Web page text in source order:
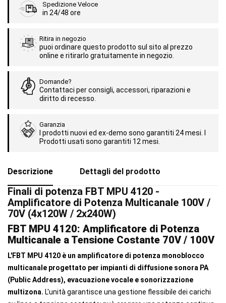
Spedizione Veloce
in 24/48 ore
Ritira in negozio
puoi ordinare questo prodotto sul sito al prezzo
online e ritirarlo gratuitamente in negozio.
Domande?
Contattaci per consigli, accessori, riparazioni e
diritto di recesso.
Garanzia
I prodotti nuovi ed ex-demo sono garantiti 24 mesi. I
Prodotti usati sono garantiti 12 mesi.
Descrizione Dettagli del prodotto
Finali di potenza FBT MPU 4120 -
Amplificatore di Potenza Multicanale 100V /
70V (4x120W / 2x240W)
FBT MPU 4120: Amplificatore di Potenza
Multicanale a Tensione Costante 70V / 100V
L'FBT MPU 4120 è un amplificatore di potenza monoblocco
multicanale progettato per impianti di diffusione sonora PA
(Public Address), evacuazione vocale e sonorizzazione
multizona. L'unità garantisce una gestione flessibile dei carichi